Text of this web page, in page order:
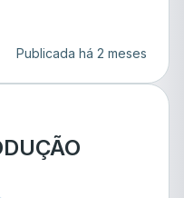
Publicada há 2 meses